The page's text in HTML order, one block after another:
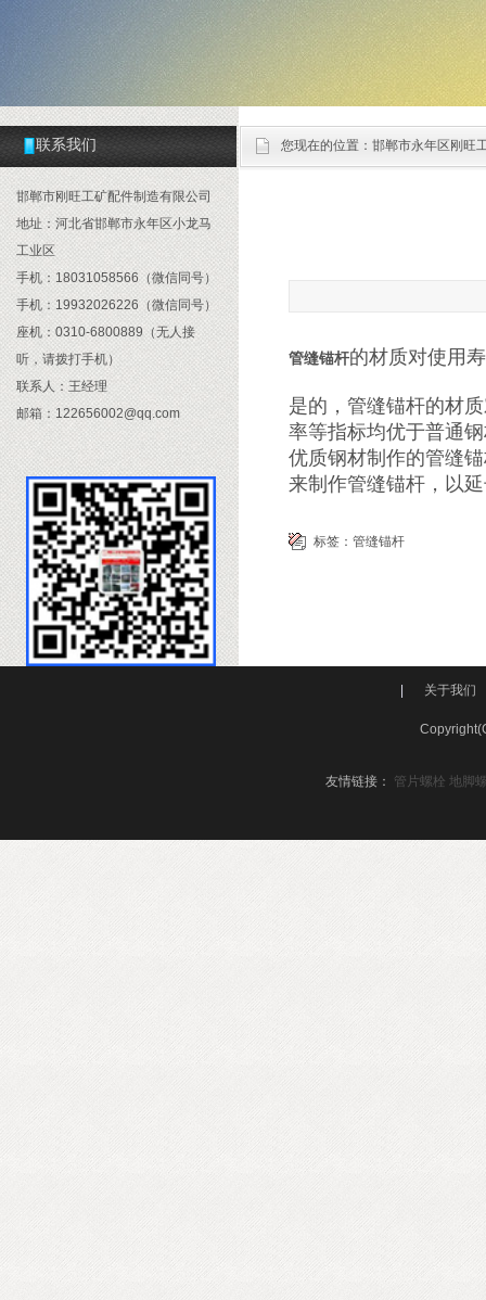
您现在的位置： 邯郸市永年区刚旺
联系我们
邯郸市刚旺工矿配件制造有限公司
地址：河北省邯郸市永年区小龙马
工业区
手机：18031058566（微信同号）
手机：19932026226（微信同号）
座机：0310-6800889（无人接
听，请拨打手机）
联系人：王经理
邮箱：122656002@qq.com
管缝锚杆的材质对使用
是的，管缝锚杆的材
率等指标均优于普通
优质钢材制作的管缝
来制作管缝锚杆，以
标签： 管缝锚杆
关于我们
友情链接： 管片螺栓 地脚